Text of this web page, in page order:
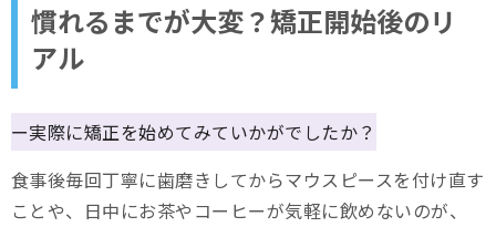
慣れるまでが大変？矯正開始後のリ
アル
ー実際に矯正を始めてみていかがでしたか？
食事後毎回丁寧に歯磨きしてからマウスピースを付け直す
ことや、日中にお茶やコーヒーが気軽に飲めないのが、